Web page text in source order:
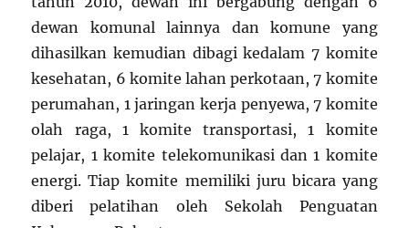
dewan komunal lainnya dan komune yang
dihasilkan kemudian dibagi kedalam 7 komite
kesehatan, 6 komite lahan perkotaan, 7 komite
perumahan, 1 jaringan kerja penyewa, 7 komite
olah raga, 1 komite transportasi, 1 komite
pelajar, 1 komite telekomunikasi dan 1 komite
energi. Tiap komite memiliki juru bicara yang
diberi pelatihan oleh Sekolah Penguatan